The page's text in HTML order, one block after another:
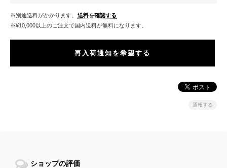
※別途送料がかかります。 送料を確認する
※¥10,000以上のご注文で国内送料が無料になります。
再入荷通知を希望する
通報する
ショップの評価